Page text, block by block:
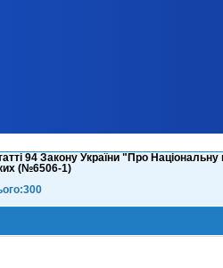
94 Закону України "Про
(№6506-1)